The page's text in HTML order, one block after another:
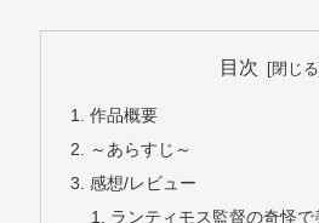
目次
作品概要
～あらすじ～
感想/レビュー
ランティモス監督の奇怪